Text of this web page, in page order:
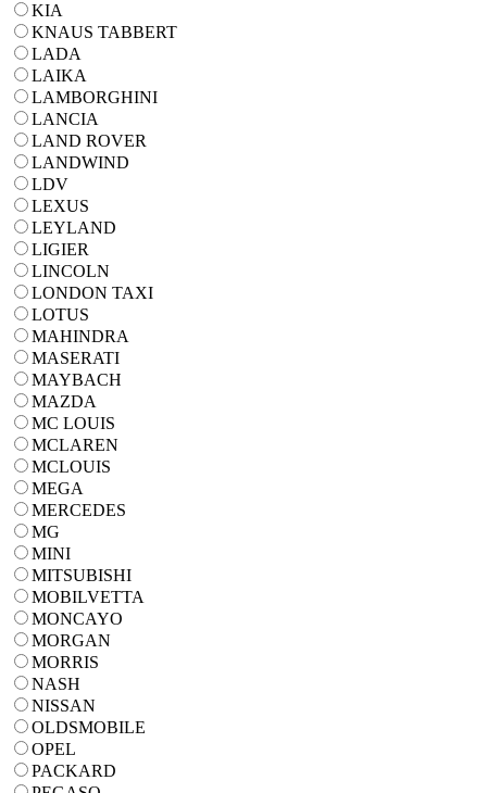
KIA
KNAUS TABBERT
LADA
LAIKA
LAMBORGHINI
LANCIA
LAND ROVER
LANDWIND
LDV
LEXUS
LEYLAND
LIGIER
LINCOLN
LONDON TAXI
LOTUS
MAHINDRA
MASERATI
MAYBACH
MAZDA
MC LOUIS
MCLAREN
MCLOUIS
MEGA
MERCEDES
MG
MINI
MITSUBISHI
MOBILVETTA
MONCAYO
MORGAN
MORRIS
NASH
NISSAN
OLDSMOBILE
OPEL
PACKARD